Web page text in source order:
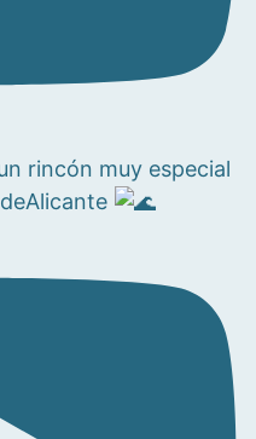
un rincón muy especial